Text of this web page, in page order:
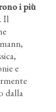
i più
Il
e
dalla